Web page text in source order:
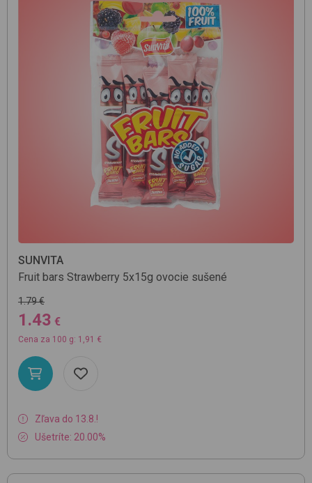
SUNVITA
Fruit bars Strawberry 5x15g ovocie sušené
1.79 €
1.43 €
Cena za 100 g: 1,91 €
Zľava do 13.8.!
Ušetríte: 20.00%